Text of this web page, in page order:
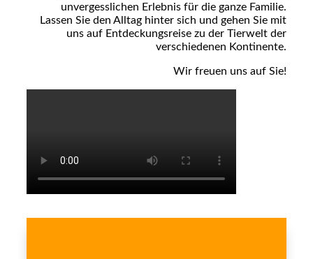
unvergesslichen Erlebnis für die ganze Familie.
Lassen Sie den Alltag hinter sich und gehen Sie mit
uns auf Entdeckungsreise zu der Tierwelt der
verschiedenen Kontinente.
Wir freuen uns auf Sie!